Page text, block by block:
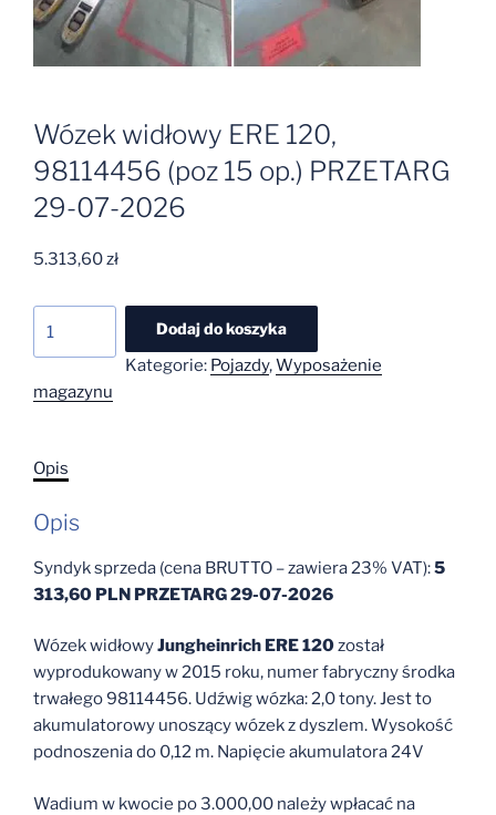
Wózek widłowy ERE 120,
98114456 (poz 15 op.) PRZETARG
29-07-2026
5.313,60zł
Wózek
ERE
(poz
op.)
PRZETARG
29-
2026
Dodaj do koszyka
Kategorie: Pojazdy,Wyposażenie
magazynu
Opis
Opis
Syndyk sprzeda (cena BRUTTO – zawiera 23% VAT):5
313,60 PLN PRZETARG 29-07-2026
Wózek widłowyJungheinrich ERE 120został
wyprodukowany w 2015 roku, numer fabryczny środka
trwałego 98114456. Udźwig wózka: 2,0 tony. Jest to
akumulatorowy unoszący wózek z dyszlem. Wysokość
podnoszenia do 0,12 m. Napięcie akumulatora 24V
Wadium w kwocie po 3.000,00 należy wpłacać na